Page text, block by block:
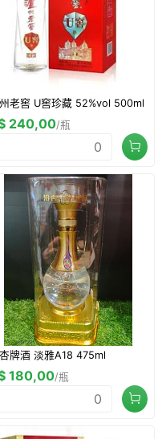
老窖 U窖珍藏 52%vol 500ml
240,00/瓶
牌酒 淡雅A18 475ml
180,00/瓶